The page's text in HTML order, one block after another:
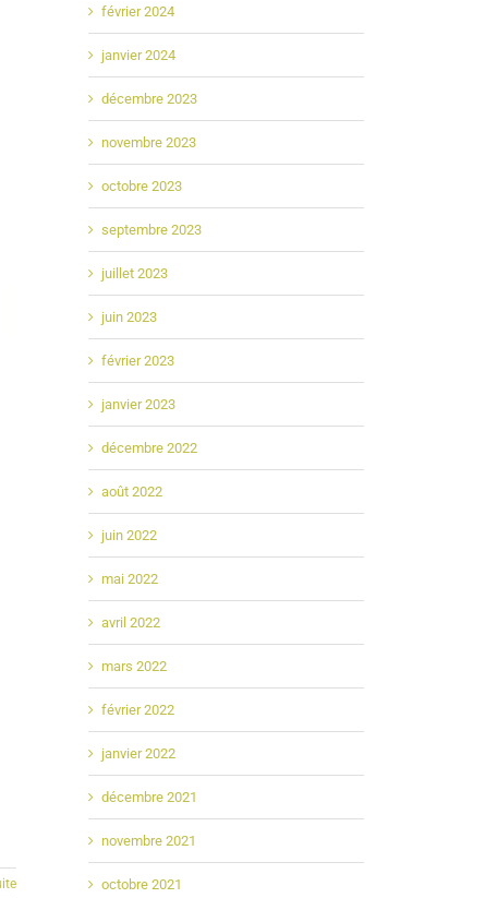
février 2024
janvier 2024
décembre 2023
novembre 2023
octobre 2023
septembre 2023
juillet 2023
juin 2023
février 2023
janvier 2023
décembre 2022
août 2022
juin 2022
mai 2022
avril 2022
mars 2022
février 2022
janvier 2022
décembre 2021
novembre 2021
octobre 2021